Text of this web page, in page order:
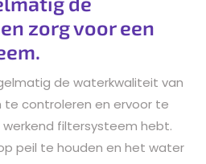
zorg voor een
de waterkwaliteit van
te controleren en ervoor te
filtersysteem hebt.
peil te houden en het water